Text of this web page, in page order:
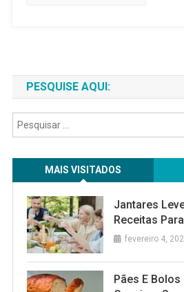
PESQUISE AQUI:
MAIS VISITADOS
Jantares
Receitas
fevereiro 4,
Pães E